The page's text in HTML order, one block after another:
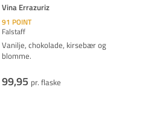
Vina Errazuriz
91 POINT
Falstaff
Vanilje, chokolade, kirsebær og
blomme.
99,95 pr. flaske